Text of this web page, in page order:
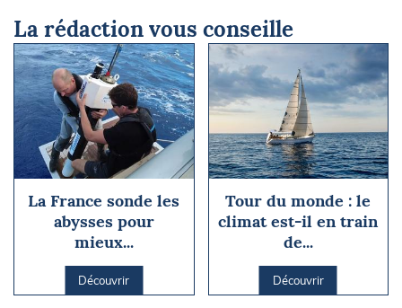
La rédaction vous conseille
La France sonde les
abysses pour
mieux...
Découvrir
Tour du monde : le
climat est-il en train
de...
Découvrir